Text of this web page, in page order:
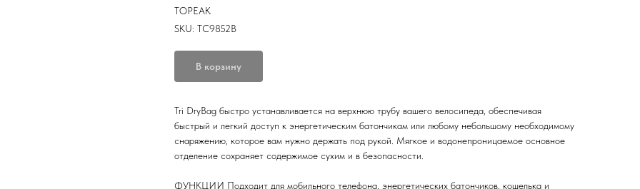
TOPEAK
SKU: TC9852B
В корзину
Tri DryBag быстро устанавливается на верхнюю трубу вашего велосипеда, обеспечивая
быстрый и легкий доступ к энергетическим батончикам или любому небольшому необходимому
снаряжению, которое вам нужно держать под рукой. Мягкое и водонепроницаемое основное
отделение сохраняет содержимое сухим и в безопасности.
ФУНКЦИИ Подходит для мобильного телефона, энергетических батончиков, кошелька и